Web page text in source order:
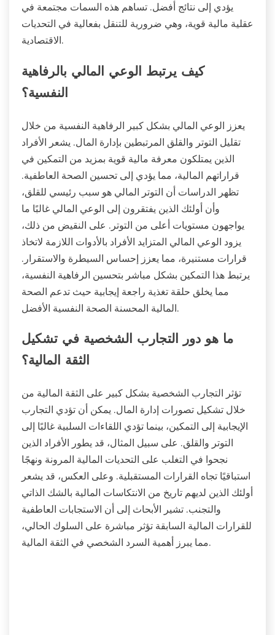
يؤدي إلى نتائج أفضل. تساهم هذه السمات مجتمعة في
عقلية مالية قوية، وهي ضرورية للتنقل بفعالية في التحديات
الاقتصادية.
كيف يرتبط الوعي المالي بالرفاهية
النفسية؟
يعزز الوعي المالي بشكل كبير الرفاهية النفسية من خلال
تقليل التوتر والقلق المرتبطين بإدارة المال. يشعر الأفراد
الذين يمتلكون معرفة مالية قوية بمزيد من التمكين في
قراراتهم المالية، مما يؤدي إلى تحسين الصحة العاطفية.
تظهر الدراسات أن التوتر المالي هو سبب رئيسي للقلق،
وأن أولئك الذين يفتقرون إلى الوعي المالي غالبًا ما
يواجهون مستويات أعلى من التوتر. على النقيض من ذلك،
يزود الوعي المالي المتزايد الأفراد بالأدوات اللازمة لاتخاذ
قرارات مستنيرة، مما يعزز إحساس السيطرة والاستقرار.
يرتبط هذا التمكين بشكل مباشر بتحسين الرفاهية النفسية،
مما يخلق حلقة تغذية راجعة إيجابية حيث تدعم الصحة
المالية المحسنة الصحة النفسية الأفضل.
ما هو دور التجارب الشخصية في تشكيل
الثقة المالية؟
تؤثر التجارب الشخصية بشكل كبير على الثقة المالية من
خلال تشكيل تصورات إدارة المال. يمكن أن تؤدي التجارب
الإيجابية إلى التمكين، بينما تؤدي اللقاءات السلبية غالبًا إلى
التوتر والقلق. على سبيل المثال، قد يطور الأفراد الذين
نجحوا في التغلب على التحديات المالية المرونة ونهجًا
استباقيًا تجاه القرارات المستقبلية. وعلى العكس، قد يشعر
أولئك الذين لديهم تاريخ من الانتكاسات المالية بالشك الذاتي
والتجنب. تشير الأبحاث إلى أن الاستجابات العاطفية
للقرارات المالية السابقة تؤثر مباشرة على السلوك الحالي،
مما يبرز أهمية السرد الشخصي في الثقة المالية.